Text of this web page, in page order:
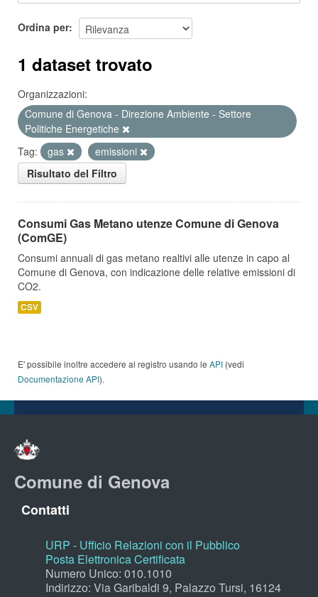
Ordina per
1 dataset trovato
Organizzazioni:
Comune di Genova - Direzione Ambiente - Settore
Politiche Energetiche
Tag:
gas
emissioni
Risultato del Filtro
Consumi Gas Metano utenze Comune di Genova
(ComGE)
Consumi annuali di gas metano realtivi alle utenze in capo al
Comune di Genova, con indicazione delle relative emissioni di
CO2.
CSV
E' possibile inoltre accedere al registro usando le API (vedi
Documentazione API).
Comune di Genova
Contatti
URP - Ufficio Relazioni con il Pubblico
Posta Elettronica Certificata
Numero Unico: 010.1010
Indirizzo: Via Garibaldi 9, Palazzo Tursi, 16124